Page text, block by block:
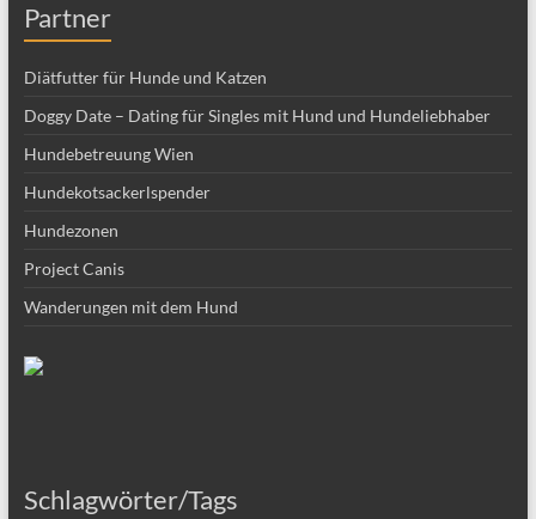
Partner
Diätfutter für Hunde und Katzen
Doggy Date – Dating für Singles mit Hund und Hundeliebhaber
Hundebetreuung Wien
Hundekotsackerlspender
Hundezonen
Project Canis
Wanderungen mit dem Hund
Schlagwörter/Tags